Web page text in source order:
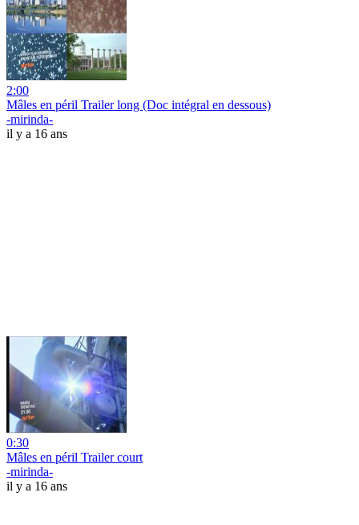
2:00
Mâles en péril Trailer long (Doc intégral en dessous)
-mirinda-
il y a 16 ans
0:30
Mâles en péril Trailer court
-mirinda-
il y a 16 ans